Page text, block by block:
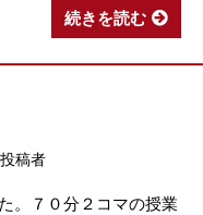
続きを読む
稿者
。７０分２コマの授業